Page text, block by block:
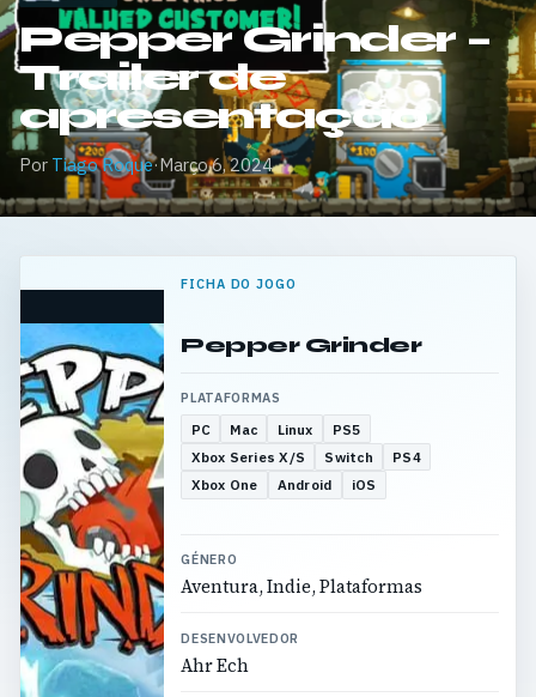
Pepper Grinder –
Trailer de
apresentação
Por Tiago Roque·Março 6, 2024
FICHA DO JOGO
Pepper Grinder
PLATAFORMAS
PC Mac Linux
PS5
Xbox Series X/S
Switch
PS4
Xbox One
Android iOS
GÉNERO
Aventura, Indie, Plataformas
DESENVOLVEDOR
Ahr Ech